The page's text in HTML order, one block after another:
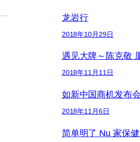
龙岩行
2018年10月29日
遇见大牌～陈克敬
2018年11月11日
如新中国商机发布
2018年11月6日
简单明了 Nu 家保